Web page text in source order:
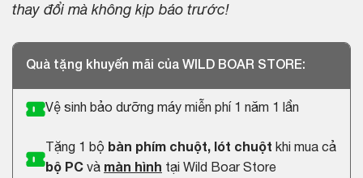
thay đổi mà không kịp báo trước!
Quà tặng khuyến mãi của WILD BOAR STORE:
Vệ sinh bảo dưỡng máy miễn phí 1 năm 1 lần
Tặng 1 bộ bàn phím chuột, lót chuột khi mua cả
bộ PC và màn hình tại Wild Boar Store